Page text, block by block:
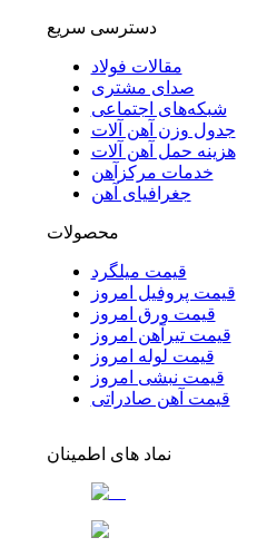
دسترسی سریع
مقالات فولاد
صدای مشتری
شبکه‌های اجتماعی
جدول وزن آهن آلات
هزینه حمل آهن آلات
خدمات مرکزآهن
جغرافیای آهن
محصولات
قیمت میلگرد
قیمت پروفیل امروز
قیمت ورق امروز
قیمت تیرآهن امروز
قیمت لوله امروز
قیمت نبشی امروز
قیمت آهن صادراتی
نماد های اطمینان